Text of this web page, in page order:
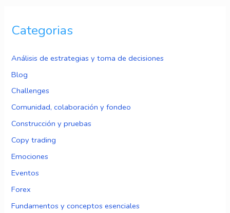
Categorias
Análisis de estrategias y toma de decisiones
Blog
Challenges
Comunidad, colaboración y fondeo
Construcción y pruebas
Copy trading
Emociones
Eventos
Forex
Fundamentos y conceptos esenciales